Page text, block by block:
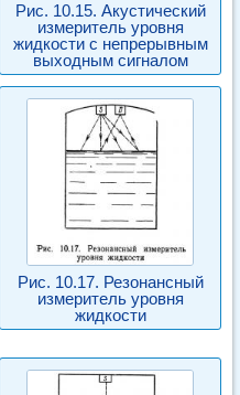
Рис. 10.15. Акустический
измеритель уровня
жидкости с непрерывным
выходным сигналом
Рис. 10.17. Резонансный
измеритель уровня
жидкости